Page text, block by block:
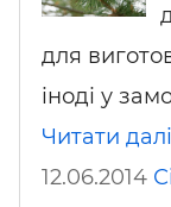
для
іноді у
Читати далі
12.06.2014